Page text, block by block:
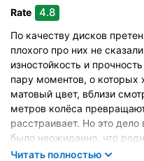
Rate 4.8
По качеству дисков
плохого про них не
изностойкость и
пару моментов, о которых
матовый цвет, вблизи
метров колёса
расстраивает. Но это
было неожиданно, что
отверстия chery сильно
Читать полностью